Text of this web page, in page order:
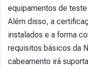
equipamentos de
Além disso, a
instalados e a forma
requisitos básicos da
cabeamento irá